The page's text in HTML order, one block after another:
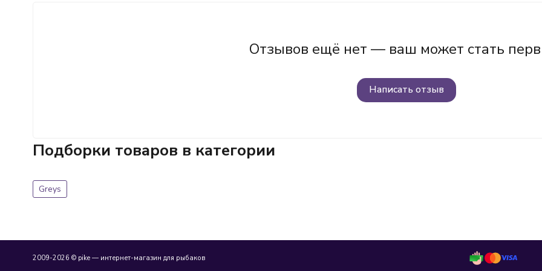
Отзывов ещё нет — ваш может стать
Написать отзыв
Подборки товаров в категории
Greys
2009-2026 © pike — интернет-магазин для рыбаков